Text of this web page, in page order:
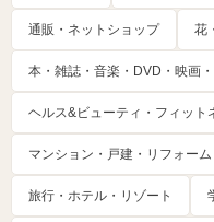
通販・ネットショップ 花
本・雑誌・音楽・DVD・映画
ヘルス&ビューティ・フィット
マンション・戸建・リフォー
旅行・ホテル・リゾート